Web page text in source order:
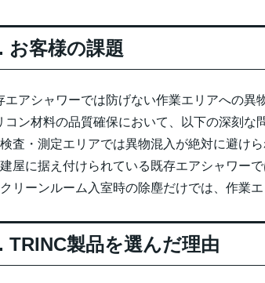
お客様の課題
エアシャワーでは防げない作業エリアへの異
コン材料の品質確保において、以下の深刻な
検査・測定エリアでは異物混入が絶対に避け
建屋に据え付けられている既存エアシャワー
クリーンルーム入室時の除塵だけでは、作業
TRINC製品を選んだ理由